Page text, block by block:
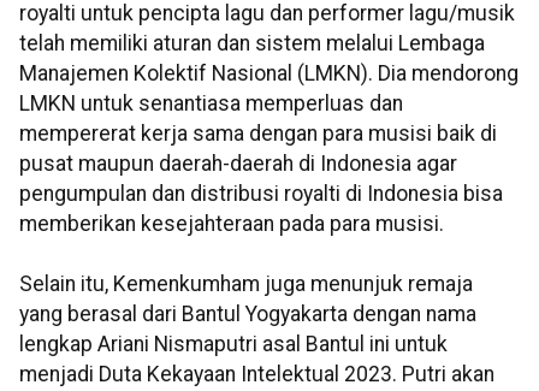
royalti untuk pencipta lagu dan performer lagu/musik
telah memiliki aturan dan sistem melalui Lembaga
Manajemen Kolektif Nasional (LMKN). Dia mendorong
LMKN untuk senantiasa memperluas dan
mempererat kerja sama dengan para musisi baik di
pusat maupun daerah-daerah di Indonesia agar
pengumpulan dan distribusi royalti di Indonesia bisa
memberikan kesejahteraan pada para musisi.
Selain itu, Kemenkumham juga menunjuk remaja
yang berasal dari Bantul Yogyakarta dengan nama
lengkap Ariani Nismaputri asal Bantul ini untuk
menjadi Duta Kekayaan Intelektual 2023. Putri akan